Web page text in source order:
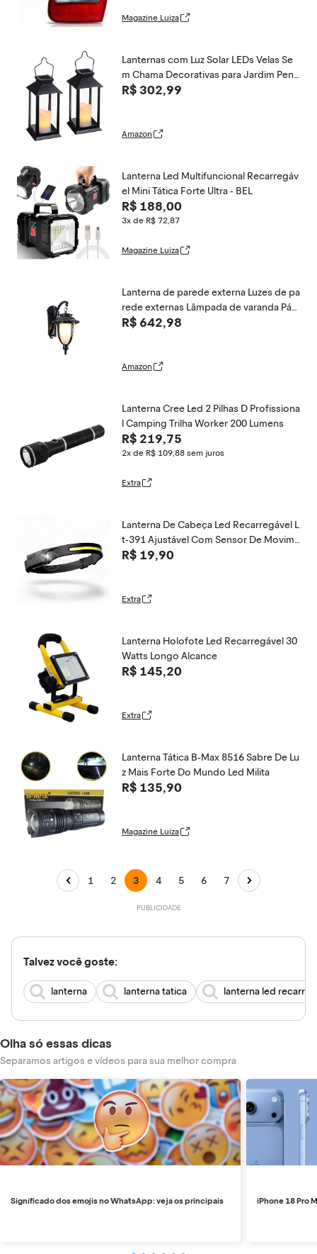
Magazine Luiza
Lanternas com Luz Solar LEDs Velas Se
m Chama Decorativas para Jardim Pend
uradas Mesa Festa Pátio Quintal Parque
R$ 302,99
Amazon
Lanterna Led Multifuncional Recarregáv
el Mini Tática Forte Ultra - BEL
R$ 188,00
3x de R$ 72,87
Magazine Luiza
Lanterna de parede externa Luzes de pa
rede externas Lâmpada de varanda Páti
o Retro Varanda Corredor Iluminação e
R$ 642,98
Amazon
Lanterna Cree Led 2 Pilhas D Profissiona
l Camping Trilha Worker 200 Lumens
R$ 219,75
2x de R$ 109,88 sem juros
Extra
Lanterna De Cabeça Led Recarregável L
t-391 Ajustável Com Sensor De Movime
nto Liga Desliga - Preto
R$ 19,90
Extra
Lanterna Holofote Led Recarregável 30
Watts Longo Alcance
R$ 145,20
Extra
Lanterna Tática B-Max 8516 Sabre De Lu
z Mais Forte Do Mundo Led Milita
R$ 135,90
Magazine Luiza
1 2 3 4 5 6 7
Talvez você goste:
lanterna lanterna tatica lanterna led
Olha só essas dicas
Separamos artigos e vídeos para sua melhor compra
Significado dos emojis no WhatsApp: veja os principais iPhone 18 Pro